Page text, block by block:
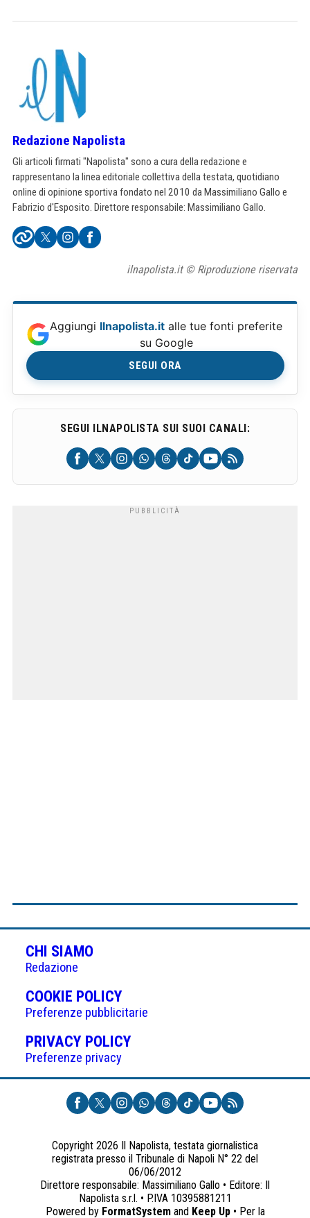
Redazione Napolista
Gli articoli firmati "Napolista" sono a cura della redazione e
rappresentano la linea editoriale collettiva della testata, quotidiano
online di opinione sportiva fondato nel 2010 da Massimiliano Gallo e
Fabrizio d'Esposito. Direttore responsabile: Massimiliano Gallo.
ilnapolista.it © Riproduzione riservata
Aggiungi Ilnapolista.it alle tue fonti preferite
su Google
SEGUI ORA
SEGUI ILNAPOLISTA SUI SUOI CANALI:
CHI SIAMO
Redazione
COOKIE POLICY(APRE
IN
UNA
NUOVA
Preferenze pubblicitarie
PRIVACY POLICY(APRE
UNA
NUOVA
SCHEDA)
Preferenze privacy
Copyright 2026 Il Napolista, testata giornalistica
registrata presso il Tribunale di Napoli N° 22 del
06/06/2012
Direttore responsabile: Massimiliano Gallo • Editore: Il
Napolista s.r.l. • P.IVA 10395881211
Powered by FormatSystemand Keep Up• Per la